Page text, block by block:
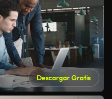
Descargar Gratis